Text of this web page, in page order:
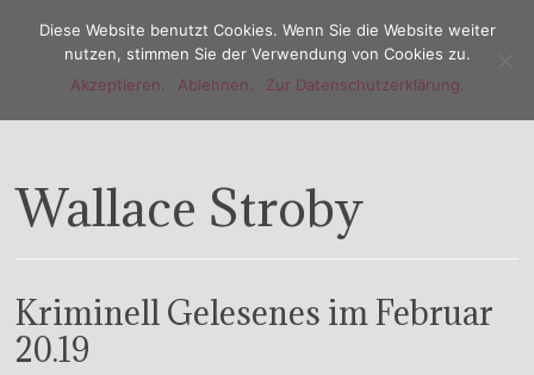
Menu
Wallace Stroby
Kriminell Gelesenes im Februar
20.19
Diese Website benutzt Cookies. Wenn Sie die Website weiter
nutzen, stimmen Sie der Verwendung von Cookies zu.
Akzeptieren.
Ablehnen. Zur Datenschutzerklärung.